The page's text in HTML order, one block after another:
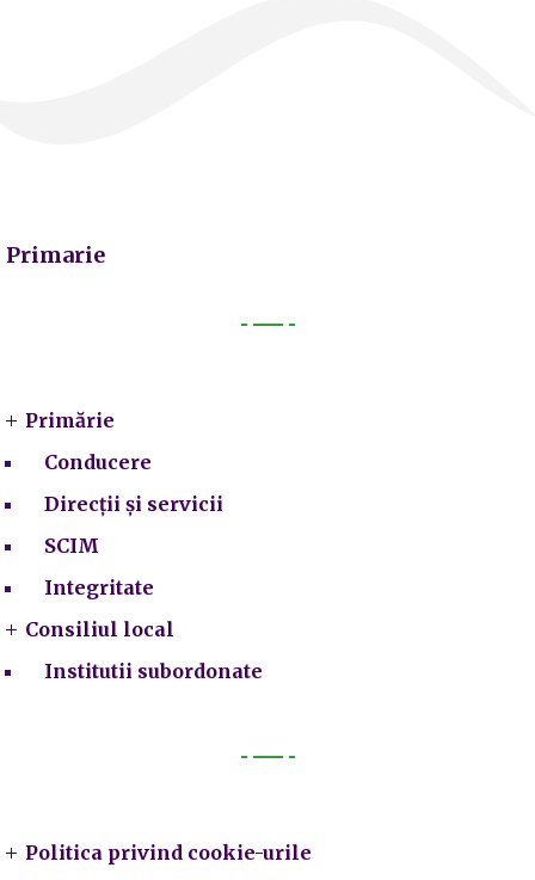
Primarie
Primărie
Conducere
Direcții și servicii
SCIM
Integritate
Consiliul local
Institutii subordonate
Politica privind cookie-urile